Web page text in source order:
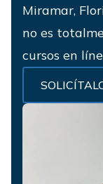
Miramar,
no es
cursos en